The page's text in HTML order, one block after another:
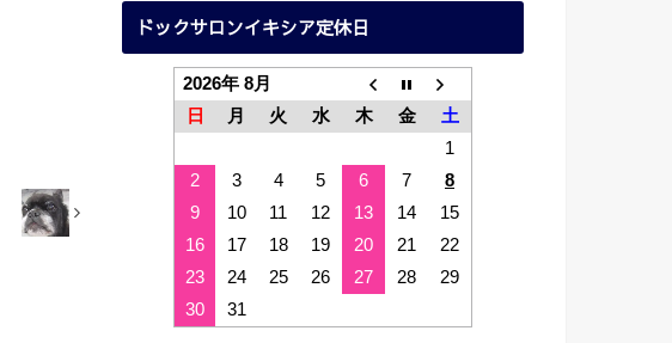
ドックサロンイキシア定休日
2026年 8月
日
月 火 水 木 金
土
1
2
3 4 5 6 7
8
9
10 11 12 13 14
15
16
17 18 19 20 21
22
23
24 25 26 27 28
29
30
31